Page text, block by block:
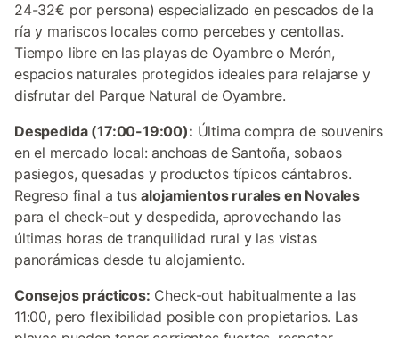
24-32€ por persona) especializado en pescados de la
ría y mariscos locales como percebes y centollas.
Tiempo libre en las playas de Oyambre o Merón,
espacios naturales protegidos ideales para relajarse y
disfrutar del Parque Natural de Oyambre.
Despedida (17:00-19:00): Última compra de souvenirs
en el mercado local: anchoas de Santoña, sobaos
pasiegos, quesadas y productos típicos cántabros.
Regreso final a tusalojamientos rurales en Novales
para el check-out y despedida, aprovechando las
últimas horas de tranquilidad rural y las vistas
panorámicas desde tu alojamiento.
Consejos prácticos: Check-out habitualmente a las
11:00, pero flexibilidad posible con propietarios. Las